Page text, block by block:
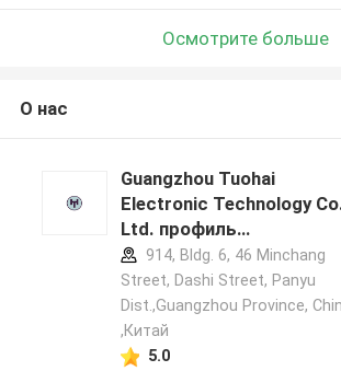
Осмотрите больше
О нас
Guangzhou Tuohai
Electronic Technology
Ltd. профиль
производителя
914, Bldg. 6, 46 Minchang
Street, Dashi Street, Panyu
Dist.,Guangzhou Province,
,Китай
5.0